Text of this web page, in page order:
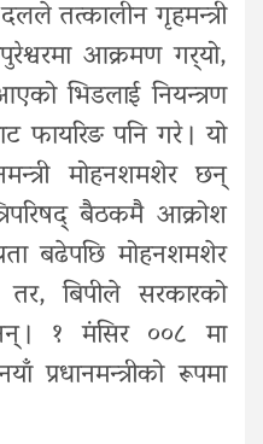
तत्कालीन गृहमन्त्री
आक्रमण गर्‍यो,
भिडलाई नियन्त्रण
फायरिङ पनि गरे । यो
मोहनशमशेर छन्
बैठकमै आक्रोश
बढेपछि मोहनशमशेर
बिपीले सरकारको
। १ मंसिर ००८ मा
प्रधानमन्त्रीको रूपमा